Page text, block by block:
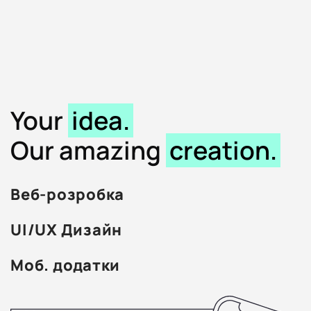
S
t
u
d
i
Your idea.
Our amazing creation.
Веб-розробка
UI/UX Дизайн
Моб. додатки